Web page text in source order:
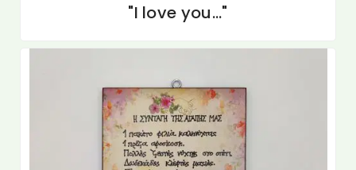
"I love you..."